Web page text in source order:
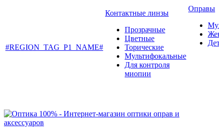
#REGION_TAG_P1_NAME#
Контактные линзы
Прозрачные
Цветные
Торические
Мультифокальные
Для контроля
миопии
Оправы